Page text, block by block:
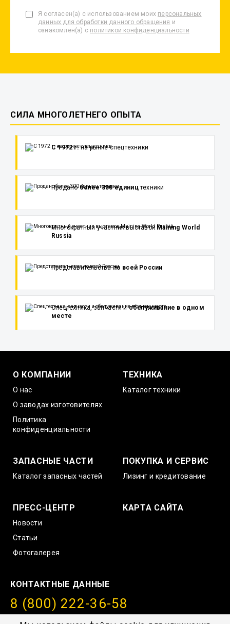
Я согласен(а) с использованием моих персональных
данных для обработки данного обращения и
ознакомлен(а) с политикой конфиденциальности
СИЛА МНОГОЛЕТНЕГО ОПЫТА
С 1972 г.на рынке спецтехники
Проданоболее 300 едиництехники
Многократный участник выставок Maining World
Russia
Представительствапо всей России
Спецтехника, запчасти иобслуживание в одном
месте
О КОМПАНИИ
О нас
О заводах изготовителях
Политика
конфиденциальности
ТЕХНИКА
Каталог техники
ЗАПАСНЫЕ ЧАСТИ
Каталог запасных частей
ПОКУПКА И СЕРВИС
Лизинг и кредитование
ПРЕСС-ЦЕНТР
Новости
Статьи
Фотогалерея
КАРТА САЙТА
КОНТАКТНЫЕ ДАННЫЕ
8 (800) 222-36-58
info@amurstroy.su